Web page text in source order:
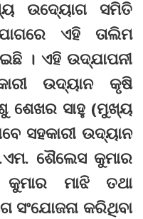
ଉଦ୍ୟୋଗ ସମିତି
ଏହି ତାଲିମ
। ଏହି ଉଦ୍‌ଯାପନୀ
ଉଦ୍ୟାନ କୃଷି
ଶେଖର ସାହୁ (ମୁଖ୍ୟ
ସହକାରୀ ଉଦ୍ୟାନ
ଶୈଲେସ କୁମାର
ମାଝି ତଥା
ସଂଯୋଜନା କରିଥିବା